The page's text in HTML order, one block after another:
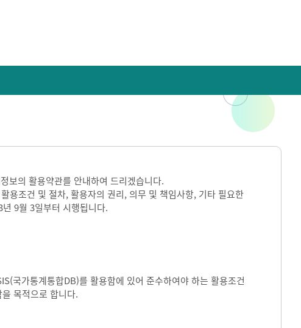
보의 활용약관를 안내하여 드리겠습니다.
용조건 및 절차, 활용자의 권리, 의무 및 책임사항, 기타 필요한
9월 3일부터 시행됩니다.
국가통계통합DB)를 활용함에 있어 준수하여야 하는 활용조건
목적으로 합니다.